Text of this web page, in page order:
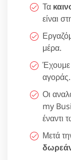
Τα
είναι
μέρα.
Έχουμε
αγοράς.
Οι
my
έναντι
Μετά